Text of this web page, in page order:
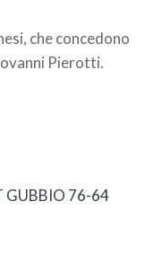
che concedono
Pierotti.
GUBBIO 76-64